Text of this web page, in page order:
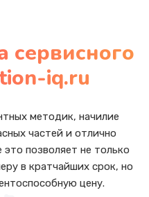
сервисного
iq.ru
методик, начилие
частей и отлично
позволяет не только
в кратчайших срок, но
цену.